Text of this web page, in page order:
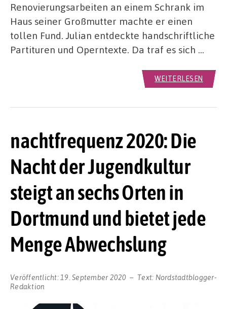
Renovierungsarbeiten an einem Schrank im
Haus seiner Großmutter machte er einen
tollen Fund. Julian entdeckte handschriftliche
Partituren und Operntexte. Da traf es sich …
WEITERLESEN
nachtfrequenz 2020: Die
Nacht der Jugendkultur
steigt an sechs Orten in
Dortmund und bietet jede
Menge Abwechslung
Veröffentlicht: 19. September 2020 Text: Nordstadtblogger-
Redaktion